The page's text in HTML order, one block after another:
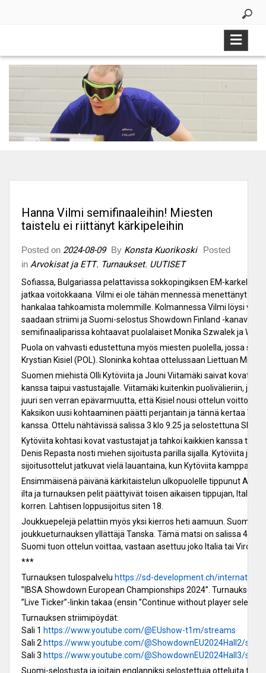
Hanna Vilmi semifinaaleihin! Miesten
taistelu ei riittänyt kärkipeleihin
Posted on 2024-08-09 By Konsta Kuorikoski
Posted
in Arvokisat ja ETT, Turnaukset, UUTISET
Sofiassa, Bulgariassa pelattavissa sokkopingiksen EM-
jatkaa voitokkaana. Vilmi ei ole tähän mennessä menettänyt
hankalaa tahkoamista molemmille. Kolmannessa Vilmi löysi
saadaan striimi ja Suomi-selostus Showdown Finland -
semifinaaliparissa kohtaavat puolalaiset Monika Szwalek ja
Puola on vahvasti edustettuna myös miesten puolella, jossa
Krystian Kisiel (POL). Sloninka kohtaa ottelussaan Liettuan
Suomen miehistä Olli Kytöviita ja Jouni Viitamäki saivat kovat
kanssa taipui vastustajalle. Viitamäki kuitenkin puolivälieriin,
juuri sen verran epävarmuutta, että Kisiel nousi ottelun voittoon
Kaksikon uusi kohtaaminen päätti perjantain ja tännä kertaa
kanssa. Ottelu nähtävissä salissa 3 klo 9.25 ja selostettuna
Kytöviita kohtasi kovat vastustajat ja tahkoi kaikkien kanssa
Denis Repasta nosti miehen sijoitusta parilla sijalla. Kytöviita
sijoitusottelut jatkuvat vielä lauantaina, kun Kytöviita kamppailee
Ensimmäisenä päivänä kärkitaistelun ulkopuolelle tippunut Ari
ilta ja turnauksen pelit päättyivät toisen aikaisen tippujan, Italian
korren. Lahtisen loppusijoitus siten 18.
Joukkuepelejä pelattiin myös yksi kierros heti aamuun.
joukkueturnauksen yllättäjä Tanska. Tämä matsi on salissa 4,
Suomi tuon ottelun voittaa, vastaan asettuu joko Italia tai Viro.
***
Turnauksen tulospalvelu https://sd-development.ch/
”IBSA Showdown European Championships 2024”.
”Live Ticker”-linkin takaa (ensin ”Continue without player
Turnauksen striimipöydät:
Sali 1 https://www.youtube.com/@EUshow-t1m/streams
Sali 2 https://www.youtube.com/@ShowdownEU2024Hall2/
Sali 3 https://www.youtube.com/@ShowdownEU2024Hall3/
Suomi-selostusta ja joitain englanniksi selostettuja otteluita